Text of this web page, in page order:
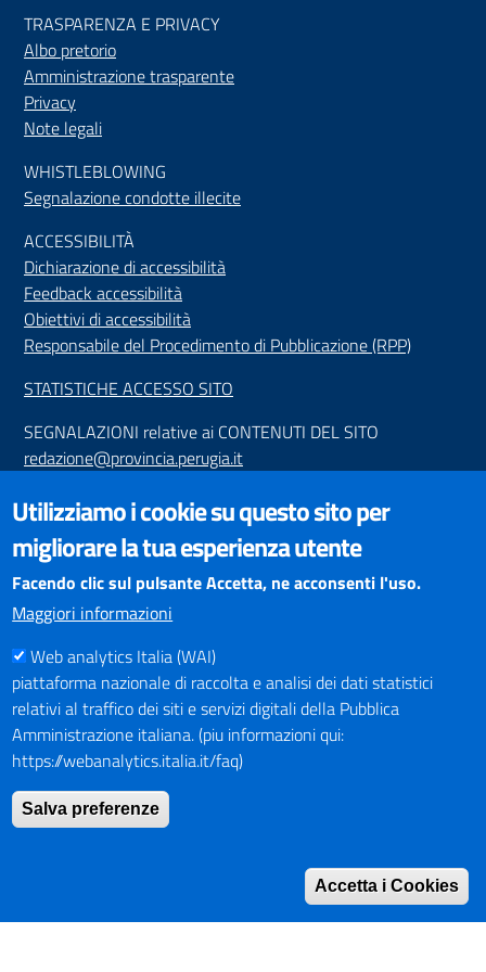
TRASPARENZA E PRIVACY
Albo pretorio
Amministrazione trasparente
Privacy
Note legali
WHISTLEBLOWING
Segnalazione condotte illecite
ACCESSIBILITÀ
Dichiarazione di accessibilità
Feedback accessibilità
Obiettivi di accessibilità
Responsabile del Procedimento di Pubblicazione (RPP)
STATISTICHE ACCESSO SITO
SEGNALAZIONI relative ai CONTENUTI DEL SITO
redazione@provincia.perugia.it
VISUALIZZAZIONE CONTENUTI
Il sito internet della Provincia di Perugia è ottimizzato per
essere visualizzato dai principali browser aggiornati. L'uso di
browser non aggiornati può creare problemi di visualizzazione
dei contenuti.
PAGAMENTI
SOCIAL NETWORKS
Pagina Facebook
Profilo Instagram
PNRR (Piano Nazionale di Ripresa e Resilienza)
Utilizziamo i cookie su questo sito per
migliorare la tua esperienza utente
Facendo clic sul pulsante Accetta, ne acconsenti l'uso.
Maggiori informazioni
Web analytics Italia (WAI)
piattaforma nazionale di raccolta e analisi dei dati statistici
relativi al traffico dei siti e servizi digitali della Pubblica
Amministrazione italiana. (piu informazioni qui:
https://webanalytics.italia.it/faq)
Salva preferenze
Accetta i Cookies